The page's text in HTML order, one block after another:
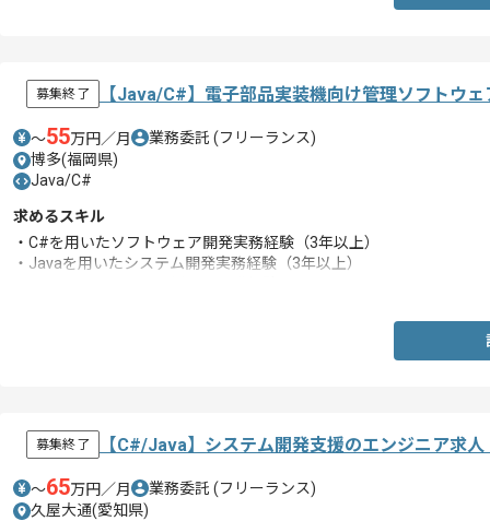
募集終了 【Java/C#】電子部品実装機向け管理ソフトウ
〜55万円／月 業務委託 (フリーランス)
博多(福岡県)
Java/C#
求めるスキル
・C#を用いたソフトウェア開発実務経験（3年以上）
・Javaを用いたシステム開発実務経験（3年以上）
募集終了 【C#/Java】システム開発支援のエンジニア求人
〜65万円／月 業務委託 (フリーランス)
久屋大通(愛知県)